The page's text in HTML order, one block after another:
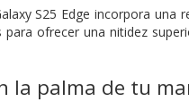
S25 Edge incorpora
ofrecer una nitidez
la palma de tu